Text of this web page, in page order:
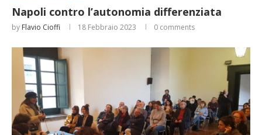
Napoli contro l’autonomia differenziata
by Flavio Cioffi 18 Febbraio 2023 0 comments